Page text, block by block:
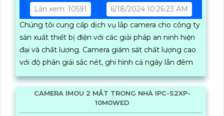
Lần xem: 10591
6/18/2024 10:26:23 AM
Chúng tôi cung cấp dịch vụ lắp camera cho công ty
sản xuất thiết bị điện với các giải pháp an ninh hiện
đại và chất lượng. Camera giám sát chất lượng cao
với độ phân giải sắc nét, ghi hình cả ngày lẫn đêm
CAMERA IMOU 2 MẮT TRONG NHÀ IPC-S2XP-
10M0WED